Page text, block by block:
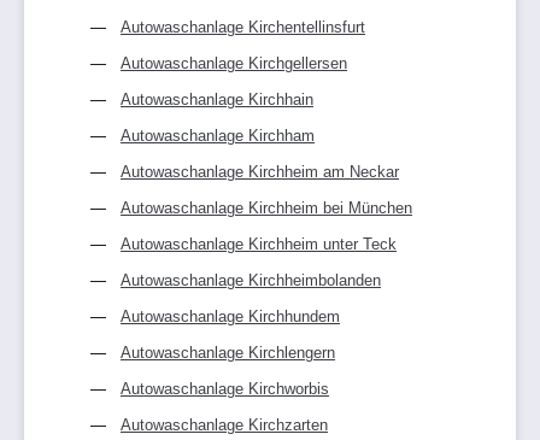
Autowaschanlage Kirchentellinsfurt
Autowaschanlage Kirchgellersen
Autowaschanlage Kirchhain
Autowaschanlage Kirchham
Autowaschanlage Kirchheim am Neckar
Autowaschanlage Kirchheim bei München
Autowaschanlage Kirchheim unter Teck
Autowaschanlage Kirchheimbolanden
Autowaschanlage Kirchhundem
Autowaschanlage Kirchlengern
Autowaschanlage Kirchworbis
Autowaschanlage Kirchzarten